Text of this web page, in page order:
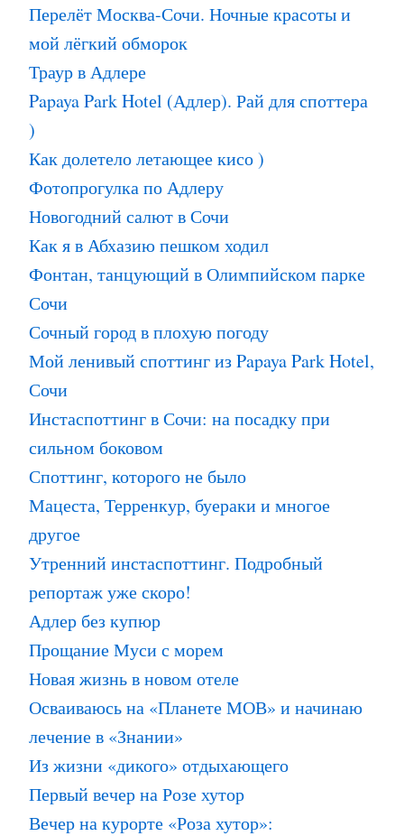
Перелёт Москва-Сочи. Ночные красоты и
мой лёгкий обморок
Траур в Адлере
Papaya Park Hotеl (Адлер). Рай для споттера
)
Как долетело летающее кисо )
Фотопрогулка по Адлеру
Новогодний салют в Сочи
Как я в Абхазию пешком ходил
Фонтан, танцующий в Олимпийском парке
Сочи
Сочный город в плохую погоду
Мой ленивый споттинг из Papaya Park Hotel,
Сочи
Инстаспоттинг в Сочи: на посадку при
сильном боковом
Споттинг, которого не было
Мацеста, Терренкур, буераки и многое
другое
Утренний инстаспоттинг. Подробный
репортаж уже скоро!
Адлер без купюр
Прощание Муси с морем
Новая жизнь в новом отеле
Осваиваюсь на «Планете МОВ» и начинаю
лечение в «Знании»
Из жизни «дикого» отдыхающего
Первый вечер на Розе хутор
Вечер на курорте «Роза хутор»: